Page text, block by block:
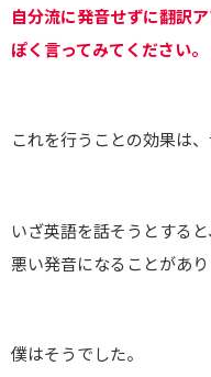
自分流に発音せずに翻訳
ぽく言ってみてください。
これを行うことの効果は
いざ英語を話そうとする
悪い発音になることがあり
僕はそうでした。